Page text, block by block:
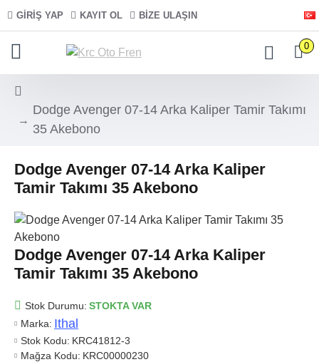
GIRIŞ YAP KAYIT OL BIZE ULAŞIN
0
Dodge Avenger 07-14 Arka Kaliper Tamir Takımı
35 Akebono
Dodge Avenger 07-14 Arka Kaliper
Tamir Takımı 35 Akebono
Dodge Avenger 07-14 Arka Kaliper
Tamir Takımı 35 Akebono
Stok Durumu: STOKTA VAR
Marka: Ithal
Stok Kodu: KRC41812-3
Mağza Kodu: KRC00000230